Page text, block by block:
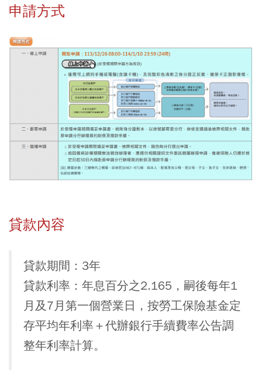
申請方式
貸款內容
貸款期間 ：3年
貸款利率 ：年息百分之2.165，嗣後每年1
月及7月第一個營業日，按勞工保險基金定
存平均年利率＋代辦銀行手續費率公告調
整年利率計算。